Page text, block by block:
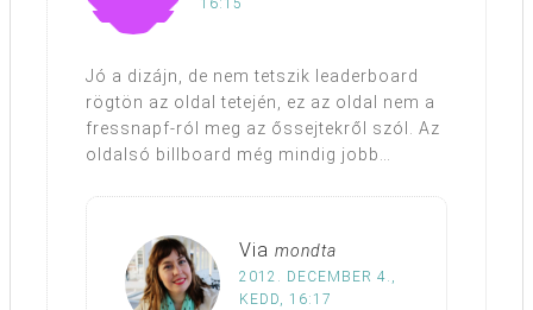
16:15
Jó a dizájn, de nem tetszik leaderboard
rögtön az oldal tetején, ez az oldal nem a
fressnapf-ról meg az őssejtekről szól. Az
oldalsó billboard még mindig jobb…
Via mondta
2012. DECEMBER 4.,
KEDD, 16:17